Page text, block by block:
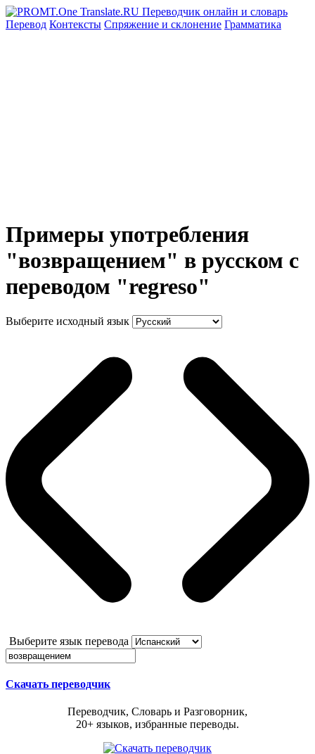
Перевод Контексты Спряжение и склонение Грамматика
Примеры употребления
"возвращением" в русском с
переводом "regreso"
Выберите исходный язык
Выберите язык перевода
Скачать переводчик
Переводчик, Словарь и Разговорник,
20+ языков, избранные переводы.